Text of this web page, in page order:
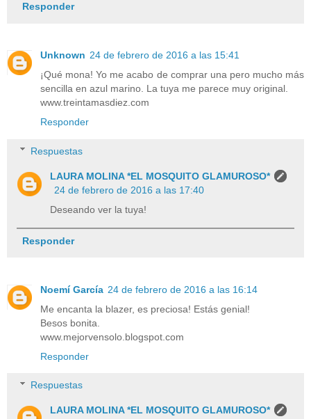
Responder
Unknown 24 de febrero de 2016 a las 15:41
¡Qué mona! Yo me acabo de comprar una pero mucho más
sencilla en azul marino. La tuya me parece muy original.
www.treintamasdiez.com
Responder
Respuestas
LAURA MOLINA *EL MOSQUITO GLAMUROSO*
24 de febrero de 2016 a las 17:40
Deseando ver la tuya!
Responder
Noemí García 24 de febrero de 2016 a las 16:14
Me encanta la blazer, es preciosa! Estás genial!
Besos bonita.
www.mejorvensolo.blogspot.com
Responder
Respuestas
LAURA MOLINA *EL MOSQUITO GLAMUROSO*